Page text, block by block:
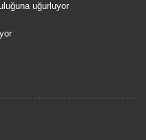
uğurluyor